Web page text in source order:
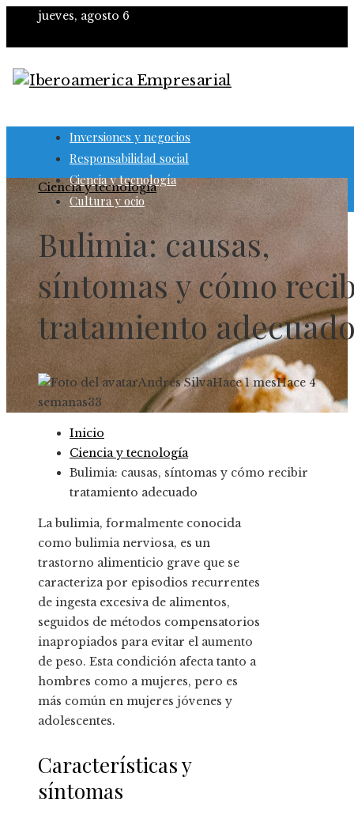
jueves, agosto 6
Inversiones y negocios
Responsabilidad social
Ciencia y tecnología
Cultura y ocio
Ciencia y tecnología
Bulimia: causas,
síntomas y cómo
tratamiento
Andres SilvaHace 1 mesHace 4
semanas33
Inicio
Ciencia y tecnología
Bulimia: causas, síntomas y cómo recibir
tratamiento adecuado
La bulimia, formalmente conocida
como bulimia nerviosa, es un
trastorno alimenticio grave que se
caracteriza por episodios recurrentes
de ingesta excesiva de alimentos,
seguidos de métodos compensatorios
inapropiados para evitar el aumento
de peso. Esta condición afecta tanto a
hombres como a mujeres, pero es
más común en mujeres jóvenes y
adolescentes.
Características y
síntomas